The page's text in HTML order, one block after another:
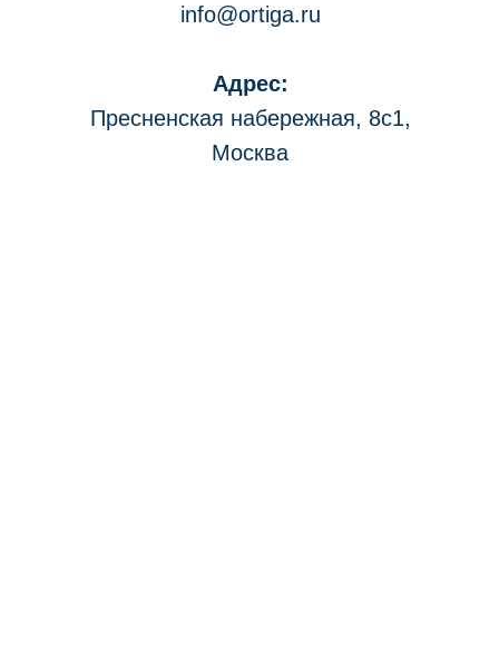
info@ortiga.ru
Адрес:
Пресненская набережная, 8с1,
Москва